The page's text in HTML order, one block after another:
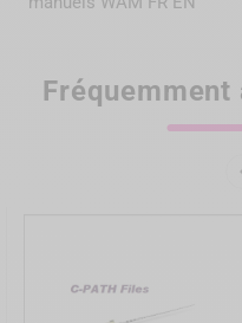
Fréquemment